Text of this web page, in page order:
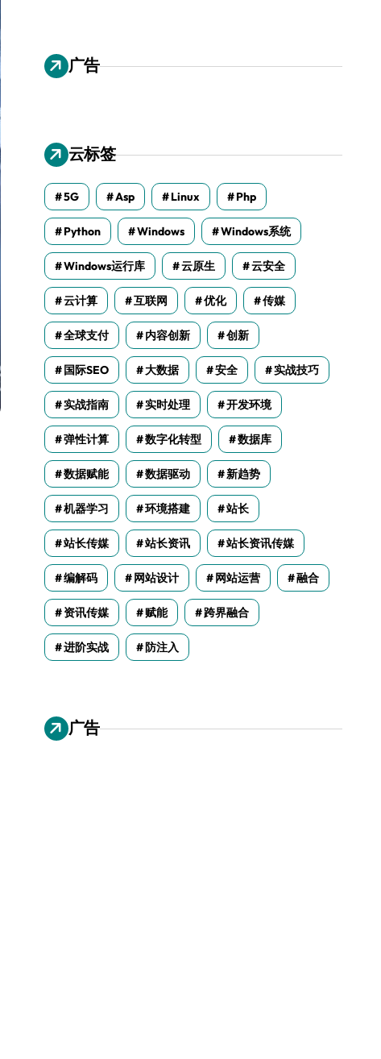
广告
云标签
5G Asp Linux Php
Python Windows Windows系统
Windows运行库 云原生 云安全
云计算 互联网 优化 传媒
全球支付 内容创新 创新
国际SEO 大数据 安全 实战技巧
实战指南 实时处理 开发环境
弹性计算 数字化转型 数据库
数据赋能 数据驱动 新趋势
机器学习 环境搭建 站长
站长传媒 站长资讯 站长资讯传媒
编解码 网站设计 网站运营 融合
资讯传媒 赋能 跨界融合
进阶实战 防注入
广告